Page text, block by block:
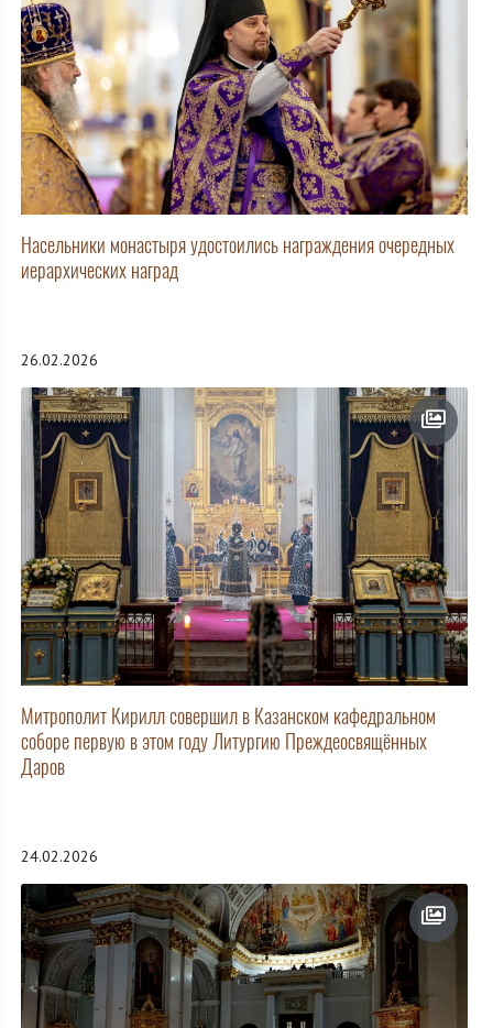
Насельники монастыря удостоились награждения очередных
иерархических наград
26.02.2026
Митрополит Кирилл совершил в Казанском кафедральном
соборе первую в этом году Литургию Преждеосвящённых
Даров
24.02.2026